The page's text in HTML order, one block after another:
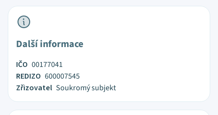
Další informace
IČO 00177041
REDIZO 600007545
Zřizovatel Soukromý subjekt